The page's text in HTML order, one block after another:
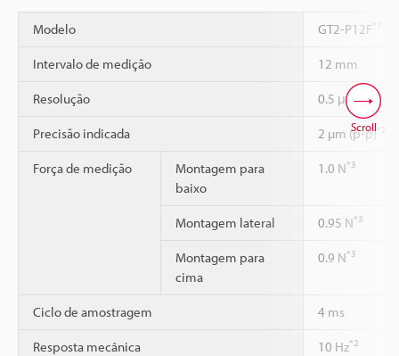
Modelo GT2-P12F
Intervalo de medição 12 mm
Resolução 0.5 μm
Precisão indicada 2 µm (p-p)
Força de medição
Montagem para
baixo
1.0 N*3
Montagem lateral 0.95 N*3
Montagem para
cima
0.9 N*3
Ciclo de amostragem 4 ms
Resposta mecânica 10 Hz*2
Scroll